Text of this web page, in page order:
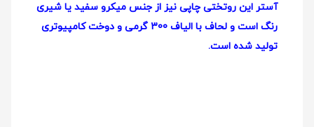
آستر این روتختی چاپی نیز از جنس میکرو سفید یا شیری
رنگ است و لحاف با الیاف 300 گرمی و دوخت کامپیوتری
تولید شده است.